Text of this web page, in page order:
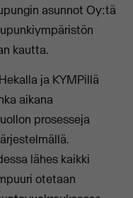
asunnot Oy:tä
kautta.
ja KYMPillä
aikana
prosesseja
lähes kaikki
otetaan